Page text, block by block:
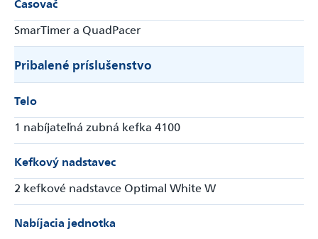
SmarTimer a QuadPacer
Pribalené príslušenstvo
Telo
1 nabíjateľná zubná kefka 4100
Kefkový nadstavec
2 kefkové nadstavce Optimal White W
Nabíjacia jednotka